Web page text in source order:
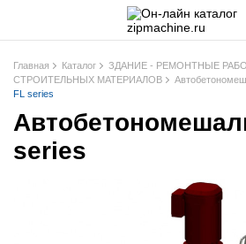
Главная Каталог ЗДАНИЕ - РЕМОНТНЫЕ
СТРОИТЕЛЬНЫХ МАТЕРИАЛОВ
FL series
series